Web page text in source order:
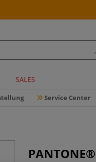
SALES
Service Center